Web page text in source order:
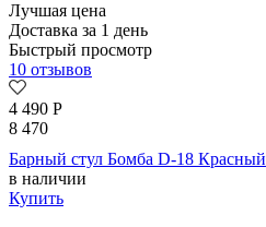
Лучшая цена
Доставка за 1 день
Быстрый просмотр
10 отзывов
4 490 Р
8 470
Барный стул Бомба D-18 Красный
в наличии
Купить